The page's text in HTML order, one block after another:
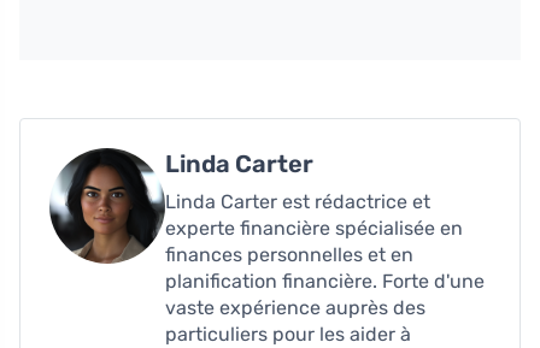
Linda Carter
Linda Carter est rédactrice et
experte financière spécialisée en
finances personnelles et en
planification financière. Forte d'une
vaste expérience auprès des
particuliers pour les aider à